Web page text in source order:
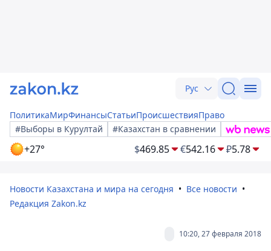
Рус
ПолитикаМирФинансыСтатьиПроисшествияПраво
#Выборы в Курултай
#Казахстан в сравнении
+27° $469.85 €542.16 ₽5.78
Новости Казахстана и мира на сегодня
Все новости
Редакция Zakon.kz
10:20, 27 февраля 2018